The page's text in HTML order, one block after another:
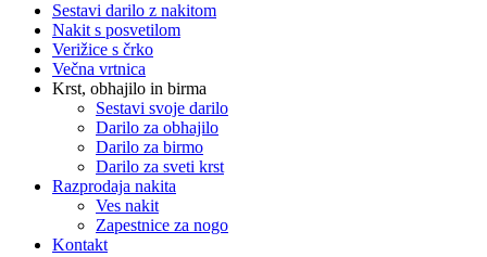
Sestavi darilo z nakitom
Nakit s posvetilom
Verižice s črko
Večna vrtnica
Krst, obhajilo in birma
Sestavi svoje darilo
Darilo za obhajilo
Darilo za birmo
Darilo za sveti krst
Razprodaja nakita
Ves nakit
Zapestnice za nogo
Kontakt